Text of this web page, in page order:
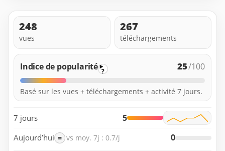
248
vues
267
téléchargements
Indice de popularité ? 25/100
Basé sur les vues + téléchargements + activité 7 jours.
7 jours 5
Aujourd’hui = vs moy. 7j : 0.7/j 0